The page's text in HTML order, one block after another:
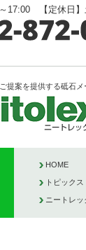
～17:00 【定休日
提案を提供する砥石メ
HOME
トピックス
ニートレッ